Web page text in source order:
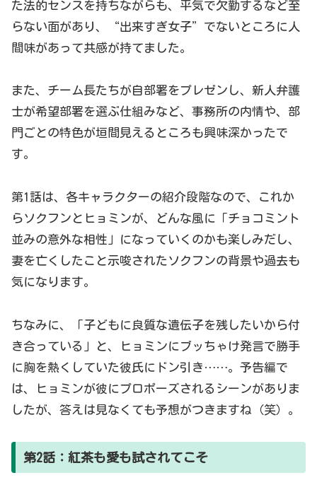
た法的センスを持ちながらも、平気で欠勤するなど至
らない面があり、“出来すぎ女子”でないところに人
間味があって共感が持てました。
また、チーム長たちが自部署をプレゼンし、新人弁護
士が希望部署を選ぶ仕組みなど、事務所の内情や、部
門ごとの特色が垣間見えるところも興味深かったで
す。
第1話は、各キャラクターの紹介段階なので、これか
らソクフンとヒョミンが、どんな風に「チョコミント
並みの意外な相性」になっていくのかも楽しみだし、
妻を亡くしたこと示唆されたソクフンの背景や過去も
気になります。
ちなみに、「子どもに良質な遺伝子を残したいから付
き合っている」と、ヒョミンにブッちゃけ発言で勝手
に胸を熱くしていた彼氏にドン引き……。予告編で
は、ヒョミンが彼にプロポーズされるシーンがありま
したが、答えは見なくても予想がつきますね（笑）。
第2話：紅茶も愛も試されてこそ